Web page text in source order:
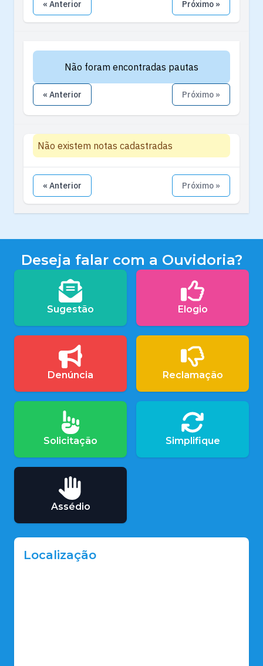
« Anterior Próximo »
Não foram encontradas pautas
« Anterior Próximo »
Não existem notas cadastradas
« Anterior Próximo »
Deseja falar com a Ouvidoria?
Sugestão Elogio
Denúncia Reclamação
Solicitação Simplifique
Assédio
Localização